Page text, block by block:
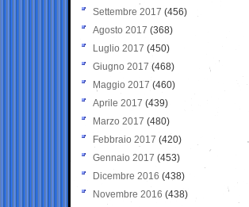
Settembre 2017 (456)
Agosto 2017 (368)
Luglio 2017 (450)
Giugno 2017 (468)
Maggio 2017 (460)
Aprile 2017 (439)
Marzo 2017 (480)
Febbraio 2017 (420)
Gennaio 2017 (453)
Dicembre 2016 (438)
Novembre 2016 (438)